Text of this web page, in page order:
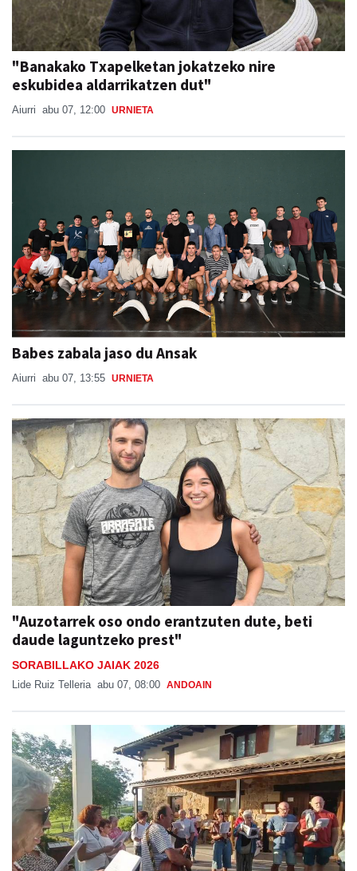
"Banakako Txapelketan jokatzeko nire
eskubidea aldarrikatzen dut"
Aiurri abu 07, 12:00 URNIETA
Babes zabala jaso du Ansak
Aiurri abu 07, 13:55 URNIETA
"Auzotarrek oso ondo erantzuten dute, beti
daude laguntzeko prest"
SORABILLAKO JAIAK 2026
Lide Ruiz Telleria abu 07, 08:00 ANDOAIN